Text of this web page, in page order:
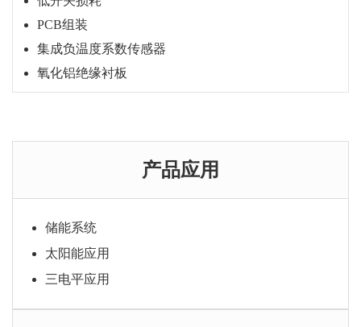
PCB组装
集成负温度系数传感器
氧化铝绝缘衬板
产品应用
储能系统
太阳能应用
三电平应用